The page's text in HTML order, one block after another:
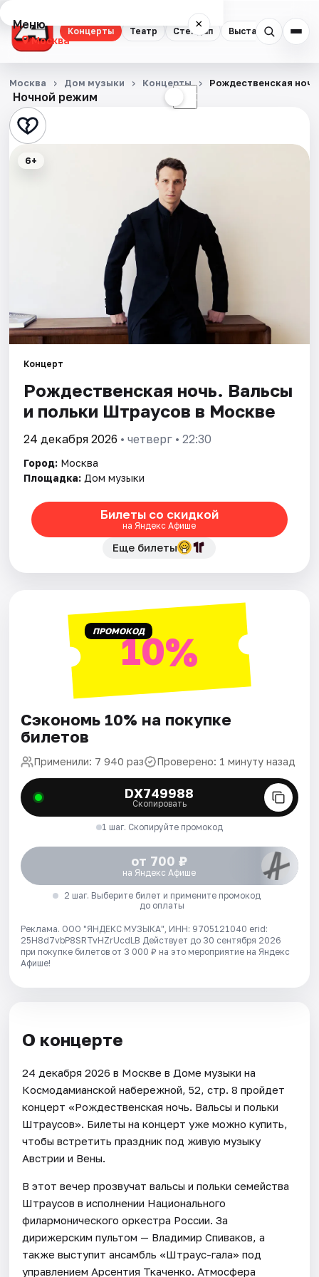
Концерты Театр Стендап Выставки
Меню ×
Москва
Концерты
Театр
Стендап
Площадки
Артисты
Ночной режим ☾
Москва Дом музыки Концерты Рождественская
6+
Концерт
Рождественская ночь. Вальсы
и польки Штраусов в Москве
24 декабря 2026 • четверг • 22:30
Город: Москва
Площадка: Дом музыки
Билеты со скидкой
на Яндекс Афише
Еще билеты
ПРОМОКОД10%
Сэкономь 10% на покупке
билетов
Применили: 7 940 раз Проверено: 1 минуту назад
DX749988
Скопировать
1 шаг. Скопируйте промокод
от 700 ₽
на Яндекс Афише
2 шаг. Выберите билет и примените промокод
до оплаты
Реклама. ООО "ЯНДЕКС МУЗЫКА", ИНН: 9705121040 erid:
25H8d7vbP8SRTvHZrUcdLB Действует до 30 сентября 2026
при покупке билетов от 3 000 ₽ на это мероприятие на Яндекс
Афише!
О концерте
24 декабря 2026 в Москве в Доме музыки на
Космодамианской набережной, 52, стр. 8 пройдет
концерт «Рождественская ночь. Вальсы и польки
Штраусов». Билеты на концерт уже можно купить,
чтобы встретить праздник под живую музыку
Австрии и Вены.
В этот вечер прозвучат вальсы и польки семейства
Штраусов в исполнении Национального
филармонического оркестра России. За
дирижерским пультом — Владимир Спиваков, а
также выступит ансамбль «Штраус-гала» под
управлением Арсентия Ткаченко. Атмосфера